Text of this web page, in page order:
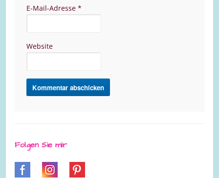
E-Mail-Adresse *
Website
Folgen Sie mir